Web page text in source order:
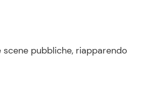
pubbliche, riapparendo